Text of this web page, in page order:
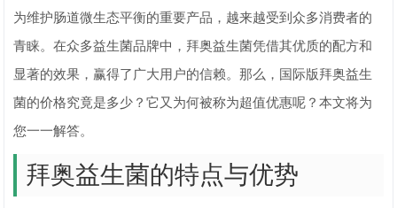
为维护肠道微生态平衡的重要产品，越来越受到众多消费者的
青睐。在众多益生菌品牌中，拜奥益生菌凭借其优质的配方和
显著的效果，赢得了广大用户的信赖。那么，国际版拜奥益生
菌的价格究竟是多少？它又为何被称为超值优惠呢？本文将为
您一一解答。
拜奥益生菌的特点与优势